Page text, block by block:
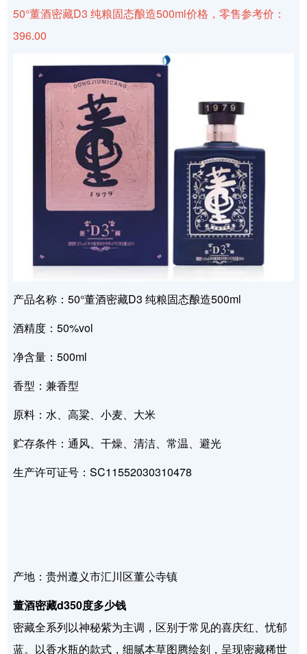
50°董酒密藏D3 纯粮固态酿造500ml价格，零售参考价：
396.00
产品名称：50°董酒密藏D3 纯粮固态酿造500ml
酒精度：50%vol
净含量：500ml
香型：兼香型
原料：水、高粱、小麦、大米
贮存条件：通风、干燥、清洁、常温、避光
生产许可证号：SC11552030310478
产地：贵州遵义市汇川区董公寺镇
董酒密藏d350度多少钱
密藏全系列以神秘紫为主调，区别于常见的喜庆红、忧郁
蓝。以香水瓶的款式，细腻本草图腾绘刻，呈现密藏稀世